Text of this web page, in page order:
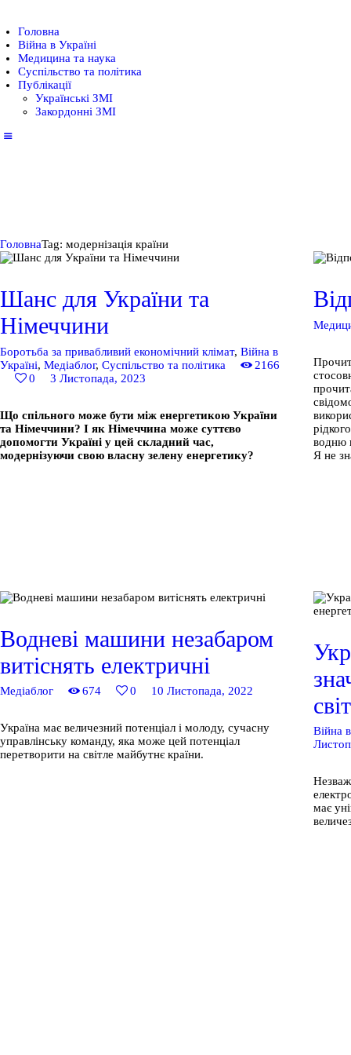
Головна
Війна в Україні
Медицина та наука
Суспільство та політика
Публікації
Українські ЗМІ
Закордонні ЗМІ
Головна
Війна в Україні
Медицина та наука
політика
Публікації
ГоловнаTag: модернізація країни
Шанс для України та
Німеччини
Боротьба за привабливий економічний клімат, Війна в
Україні, Медіаблог, Суспільство та політика
2166
0
3 Листопада, 2023
Що спільного може бути між енергетикою України
та Німеччини? І як Німеччина може суттєво
допомогти Україні у цей складний час,
модернізуючи свою власну зелену енергетику?
водню
Я не
Водневі машини незабаром
витіснять електричні
Медіаблог 674 0 10 Листопада, 2022
Україна має величезний потенціал і молоду, сучасну
управлінську команду, яка може цей потенціал
перетворити на світле майбутнє країни.
Війна
має